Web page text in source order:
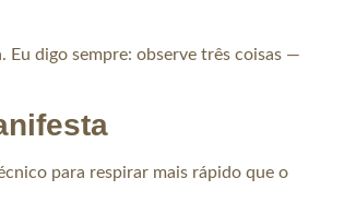
Eu digo sempre: observe três coisas —
para respirar mais rápido que o